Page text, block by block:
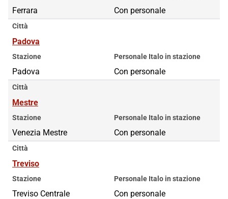
Ferrara Con personale
Città
Padova
Stazione
Padova
Personale Italo in stazione
Con personale
Città
Mestre
Stazione
Venezia Mestre
Personale Italo in stazione
Con personale
Città
Treviso
Stazione
Treviso Centrale
Personale Italo in stazione
Con personale